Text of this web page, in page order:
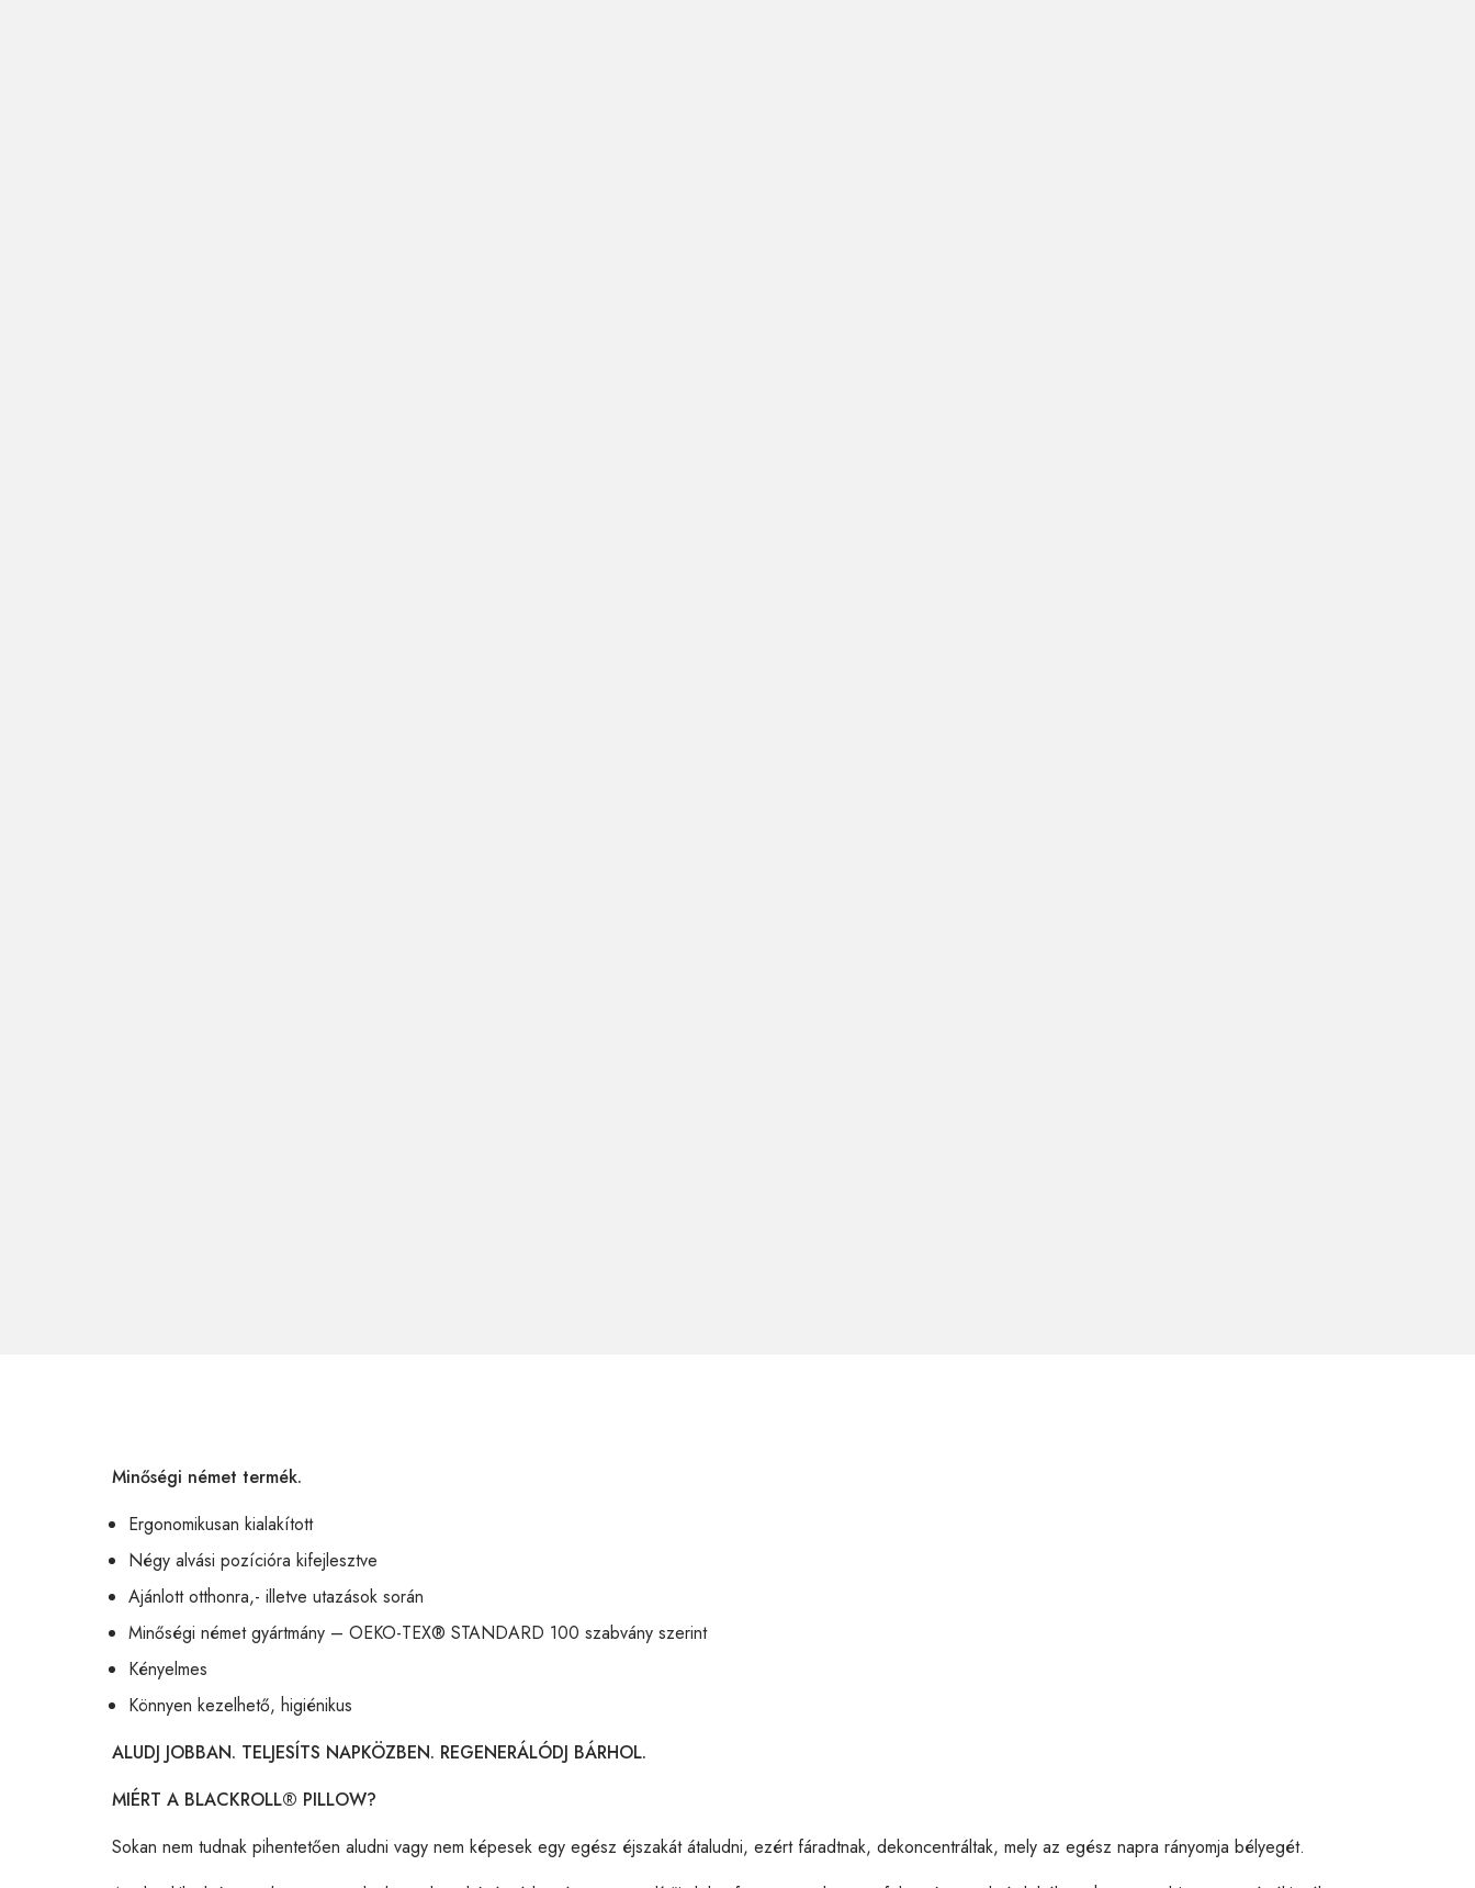
Minőségi német termék.
Ergonomikusan kialakított
Négy alvási pozícióra kifejlesztve
Ajánlott otthonra,- illetve utazások során
Minőségi német gyártmány – OEKO-TEX® STANDARD 100 szabvány szerint
Kényelmes
Könnyen kezelhető, higiénikus
ALUDJ JOBBAN. TELJESÍTS NAPKÖZBEN. REGENERÁLÓDJ BÁRHOL.
MIÉRT A BLACKROLL® PILLOW?
Sokan nem tudnak pihentetően aludni vagy nem képesek egy egész éjszakát átaludni, ezért fáradtnak, dekoncentráltak, mely az egész napra rányomja bélyegét.